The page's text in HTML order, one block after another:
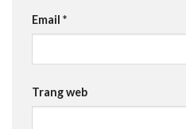
Email *
Trang web